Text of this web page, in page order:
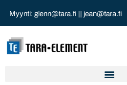
Myynti: glenn@tara.fi || jean@tara.fi